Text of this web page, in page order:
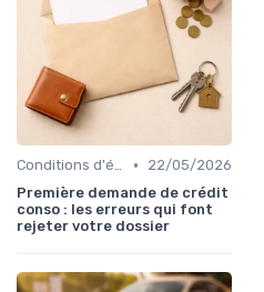
Conditions d'éligibilité •
22/05/2026
Première demande de crédit
conso : les erreurs qui font
rejeter votre dossier